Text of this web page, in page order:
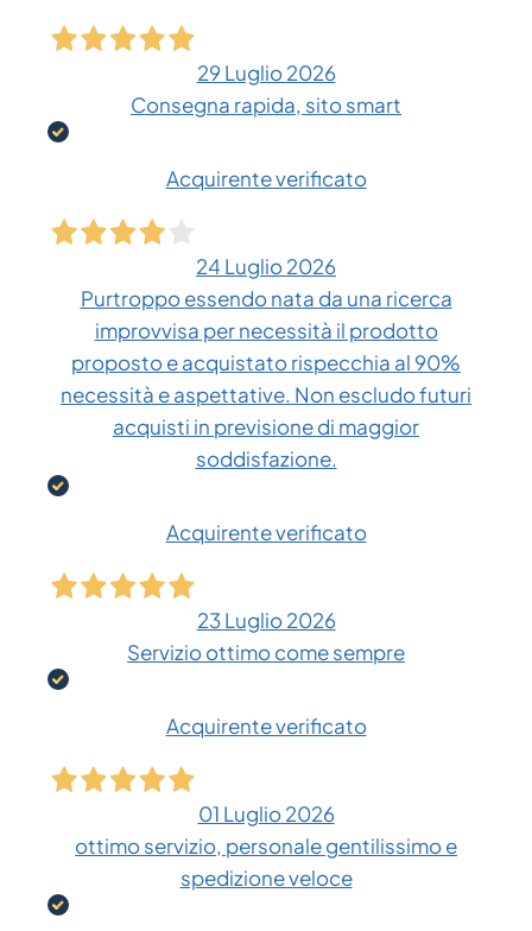
29 Luglio 2026
Consegna rapida, sito smart
Acquirente verificato
24 Luglio 2026
Purtroppo essendo nata da una ricerca
improvvisa per necessità il prodotto
proposto e acquistato rispecchia al 90%
necessità e aspettative. Non escludo futuri
acquisti in previsione di maggior
soddisfazione.
Acquirente verificato
23 Luglio 2026
Servizio ottimo come sempre
Acquirente verificato
01 Luglio 2026
ottimo servizio, personale gentilissimo e
spedizione veloce